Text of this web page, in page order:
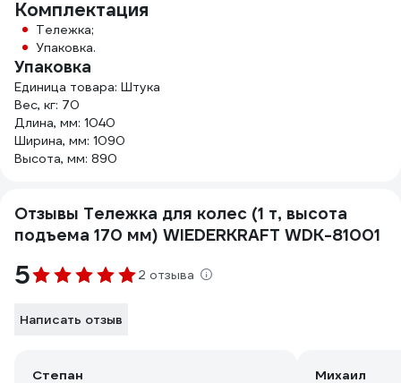
Комплектация
Тележка;
Упаковка.
Упаковка
Единица товара: Штука
Вес, кг: 70
Длина, мм: 1040
Ширина, мм: 1090
Высота, мм: 890
Отзывы Тележка для колес (1 т, высота
подъема 170 мм) WIEDERKRAFT WDK-81001
5 2 отзыва
Написать отзыв
Степан Михаил